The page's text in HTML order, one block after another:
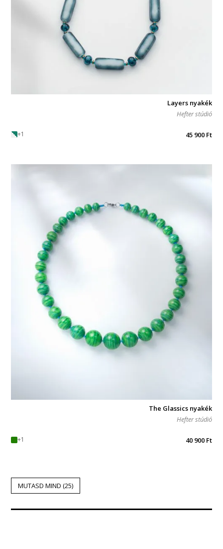
Hefter stúdió
Layers nyakék
45 900 Ft
+1
Hefter stúdió
The Glassics nyakék
40 900 Ft
+1
MUTASD MIND (25)